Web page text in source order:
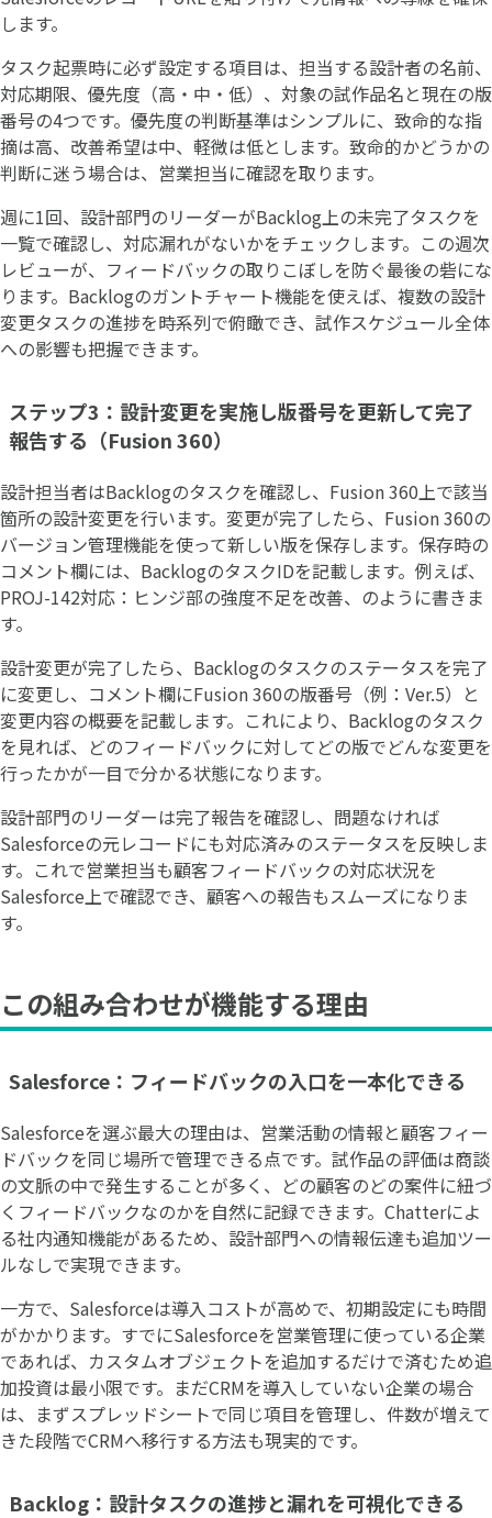
します。
タスク起票時に必ず設定する項目は、担当する設計者の名前、
対応期限、優先度（高・中・低）、対象の試作品名と現在の版
番号の4つです。優先度の判断基準はシンプルに、致命的な指
摘は高、改善希望は中、軽微は低とします。致命的かどうかの
判断に迷う場合は、営業担当に確認を取ります。
週に1回、設計部門のリーダーがBacklog上の未完了タスクを
一覧で確認し、対応漏れがないかをチェックします。この週次
レビューが、フィードバックの取りこぼしを防ぐ最後の砦にな
ります。Backlogのガントチャート機能を使えば、複数の設計
変更タスクの進捗を時系列で俯瞰でき、試作スケジュール全体
への影響も把握できます。
ステップ3：設計変更を実施し版番号を更新して完了
報告する（Fusion 360）
設計担当者はBacklogのタスクを確認し、Fusion 360上で該当
箇所の設計変更を行います。変更が完了したら、Fusion 360の
バージョン管理機能を使って新しい版を保存します。保存時の
コメント欄には、BacklogのタスクIDを記載します。例えば、
PROJ-142対応：ヒンジ部の強度不足を改善、のように書きま
す。
設計変更が完了したら、Backlogのタスクのステータスを完了
に変更し、コメント欄にFusion 360の版番号（例：Ver.5）と
変更内容の概要を記載します。これにより、Backlogのタスク
を見れば、どのフィードバックに対してどの版でどんな変更を
行ったかが一目で分かる状態になります。
設計部門のリーダーは完了報告を確認し、問題なければ
Salesforceの元レコードにも対応済みのステータスを反映しま
す。これで営業担当も顧客フィードバックの対応状況を
Salesforce上で確認でき、顧客への報告もスムーズになりま
す。
この組み合わせが機能する理由
Salesforce：フィードバックの入口を一本化できる
Salesforceを選ぶ最大の理由は、営業活動の情報と顧客フィー
ドバックを同じ場所で管理できる点です。試作品の評価は商談
の文脈の中で発生することが多く、どの顧客のどの案件に紐づ
くフィードバックなのかを自然に記録できます。Chatterによ
る社内通知機能があるため、設計部門への情報伝達も追加ツー
ルなしで実現できます。
一方で、Salesforceは導入コストが高めで、初期設定にも時間
がかかります。すでにSalesforceを営業管理に使っている企業
であれば、カスタムオブジェクトを追加するだけで済むため追
加投資は最小限です。まだCRMを導入していない企業の場合
は、まずスプレッドシートで同じ項目を管理し、件数が増えて
きた段階でCRMへ移行する方法も現実的です。
Backlog：設計タスクの進捗と漏れを可視化できる